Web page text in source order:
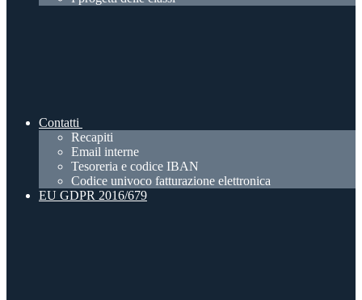
Contatti
Recapiti
Email interne
Tesoreria e codice IBAN
Codice univoco fatturazione elettronica
EU GDPR 2016/679